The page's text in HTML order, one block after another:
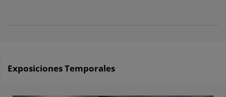
Exposiciones Temporales